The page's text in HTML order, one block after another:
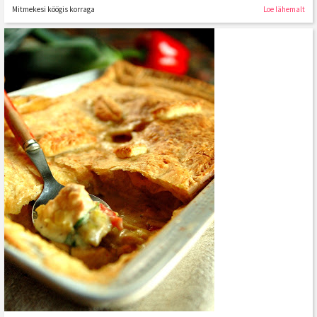
Mitmekesi köögis korraga Loe lähemalt